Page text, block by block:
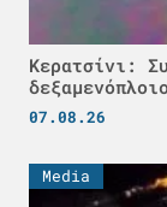
Κερατσίνι:
07.08.26
Media